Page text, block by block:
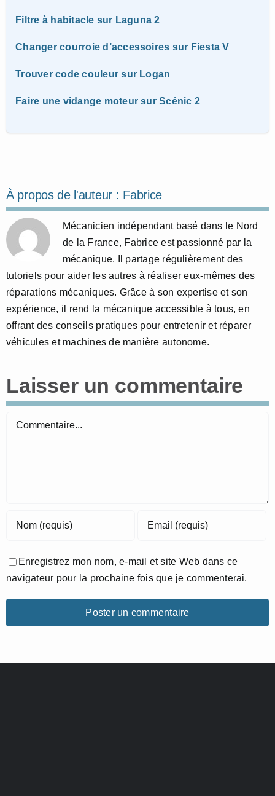
Filtre à habitacle sur Laguna 2
Changer courroie d’accessoires sur Fiesta V
Trouver code couleur sur Logan
Faire une vidange moteur sur Scénic 2
À propos de l'auteur : Fabrice
Mécanicien indépendant basé dans le Nord
de la France, Fabrice est passionné par la
mécanique. Il partage régulièrement des
tutoriels pour aider les autres à réaliser eux-mêmes des
réparations mécaniques. Grâce à son expertise et son
expérience, il rend la mécanique accessible à tous, en
offrant des conseils pratiques pour entretenir et réparer
véhicules et machines de manière autonome.
Laisser un commentaire
Commentaire
Enregistrez mon nom, e-mail et site Web dans ce
navigateur pour la prochaine fois que je commenterai.